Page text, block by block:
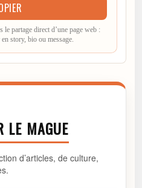
le partage direct d’une page web :
story, bio ou message.
LE MAGUE
d’articles, de culture,